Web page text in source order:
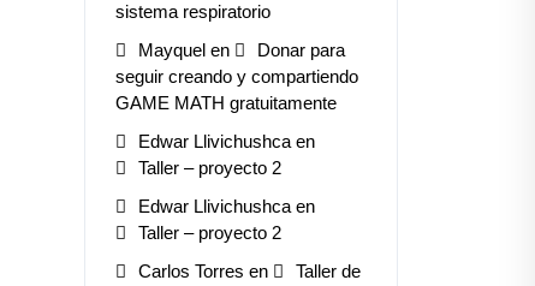
sistema respiratorio
Mayquel en
Donar para
seguir creando y compartiendo
GAME MATH gratuitamente
Edwar Llivichushca en
Taller – proyecto 2
Edwar Llivichushca en
Taller – proyecto 2
Carlos Torres en
Taller de